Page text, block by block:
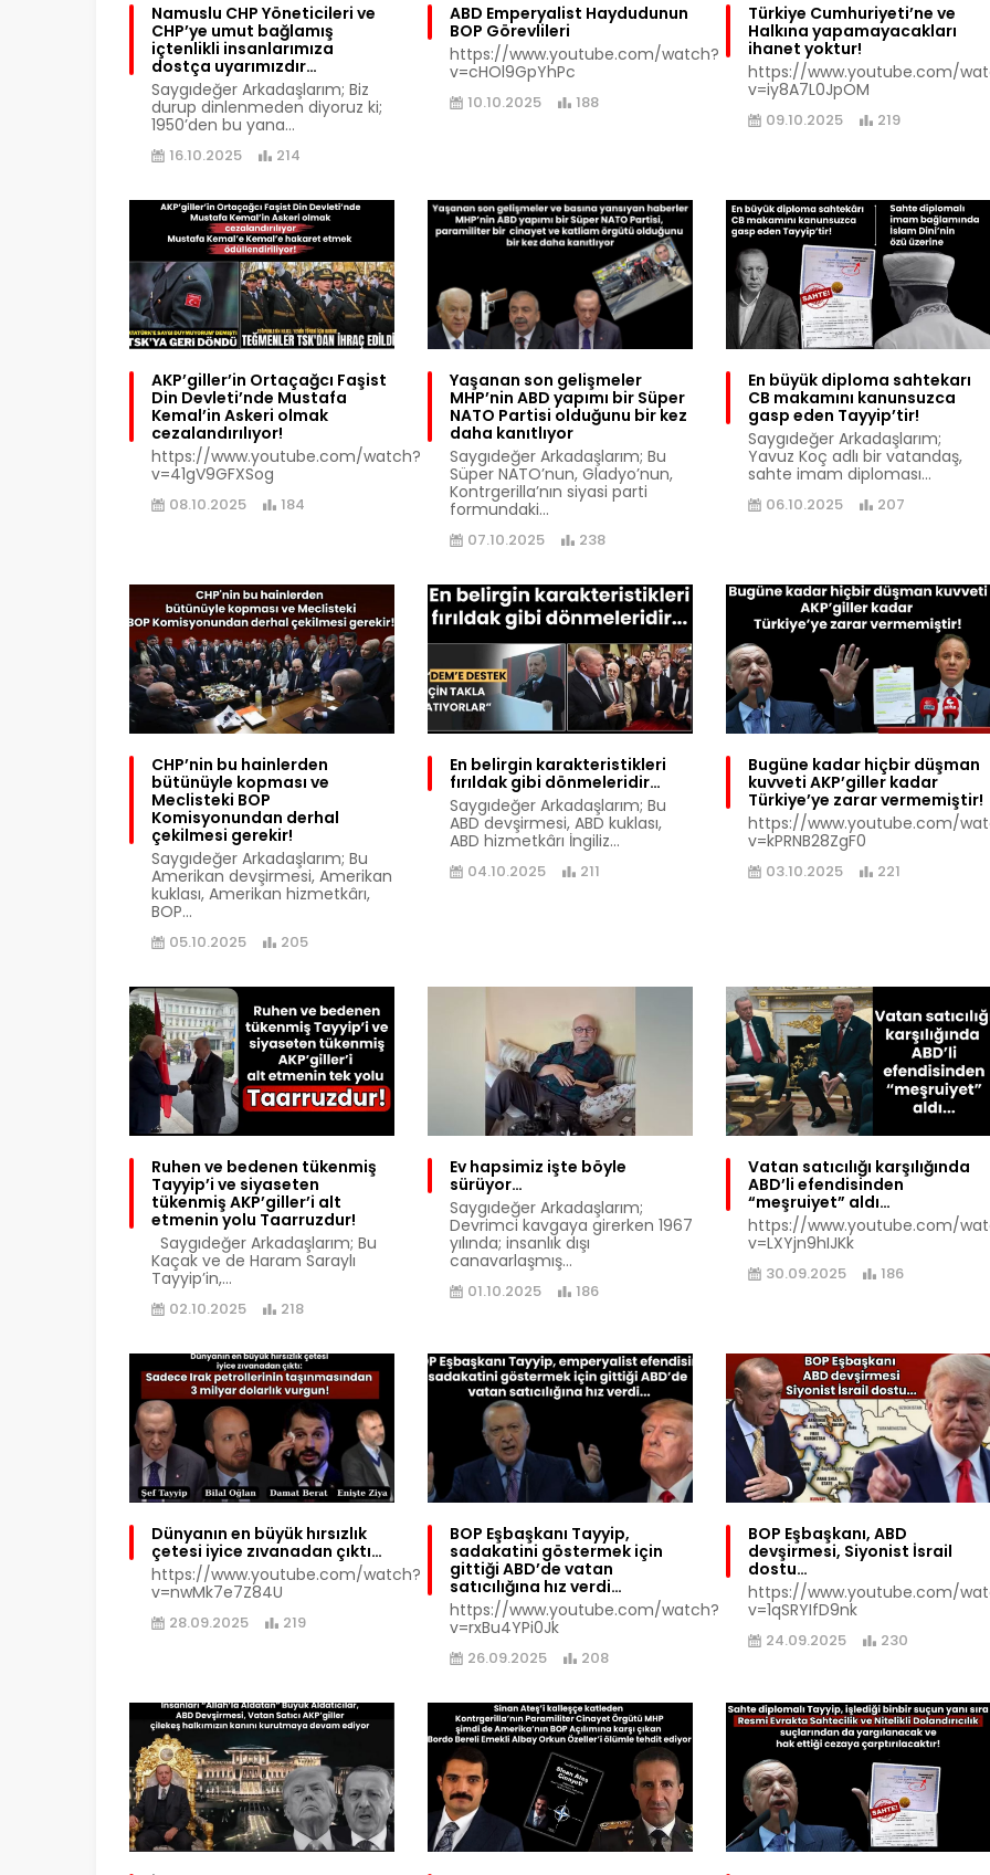
Namuslu CHP Yöneticileri ve
CHP’ye umut bağlamış
içtenlikli insanlarımıza
dostça uyarımızdır…
Saygıdeğer Arkadaşlarım; Biz
durup dinlenmeden diyoruz ki;
1950’den bu yana...
16.10.2025 214
ABD Emperyalist Haydudunun
BOP Görevlileri
https://www.youtube.com/watch?
v=cHOl9GpYhPc
10.10.2025 188
Türkiye Cumhuriyeti’ne ve
Halkına yapamayacakları
ihanet yoktur!
https://www.youtube.com/
v=iy8A7L0JpOM
09.10.2025 219
AKP’giller’in Ortaçağcı Faşist
Din Devleti’nde Mustafa
Kemal’in Askeri olmak
cezalandırılıyor!
https://www.youtube.com/watch?
v=41gV9GFXSog
08.10.2025 184
Yaşanan son gelişmeler
MHP’nin ABD yapımı bir Süper
NATO Partisi olduğunu bir kez
daha kanıtlıyor
Saygıdeğer Arkadaşlarım; Bu
Süper NATO’nun, Gladyo’nun,
Kontrgerilla’nın siyasi parti
formundaki...
07.10.2025 238
En büyük diploma sahtekarı
CB makamını kanunsuzca
gasp eden Tayyip’tir!
Saygıdeğer Arkadaşlarım;
Yavuz Koç adlı bir vatandaş,
sahte imam diploması...
06.10.2025 207
CHP’nin bu hainlerden
bütünüyle kopması ve
Meclisteki BOP
Komisyonundan derhal
çekilmesi gerekir!
Saygıdeğer Arkadaşlarım; Bu
Amerikan devşirmesi, Amerikan
kuklası, Amerikan hizmetkârı,
BOP...
05.10.2025 205
En belirgin karakteristikleri
fırıldak gibi dönmeleridir…
Saygıdeğer Arkadaşlarım; Bu
ABD devşirmesi, ABD kuklası,
ABD hizmetkârı İngiliz...
04.10.2025 211
Bugüne kadar hiçbir düşman
kuvveti AKP’giller kadar
Türkiye’ye zarar vermemiştir!
https://www.youtube.com/
v=kPRNB28ZgF0
03.10.2025 221
Ruhen ve bedenen tükenmiş
Tayyip’i ve siyaseten
tükenmiş AKP’giller’i alt
etmenin yolu Taarruzdur!
Saygıdeğer Arkadaşlarım; Bu
Kaçak ve de Haram Saraylı
Tayyip’in,...
02.10.2025 218
Ev hapsimiz işte böyle
sürüyor…
Saygıdeğer Arkadaşlarım;
Devrimci kavgaya girerken 1967
yılında; insanlık dışı
canavarlaşmış...
01.10.2025 186
Vatan satıcılığı karşılığında
ABD’li efendisinden
“meşruiyet” aldı…
https://www.youtube.com/
v=LXYjn9hIJKk
30.09.2025 186
Dünyanın en büyük hırsızlık
çetesi iyice zıvanadan çıktı…
https://www.youtube.com/watch?
v=nwMk7e7Z84U
28.09.2025 219
BOP Eşbaşkanı Tayyip,
sadakatini göstermek için
gittiği ABD’de vatan
satıcılığına hız verdi…
https://www.youtube.com/watch?
v=rxBu4YPi0Jk
26.09.2025 208
BOP Eşbaşkanı, ABD
devşirmesi, Siyonist İsrail
dostu…
https://www.youtube.com/
v=1qSRYIfD9nk
24.09.2025 230